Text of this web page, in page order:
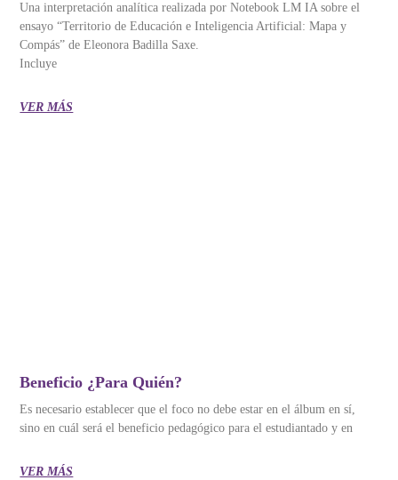
Una interpretación analítica realizada por Notebook LM IA sobre el
ensayo “Territorio de Educación e Inteligencia Artificial: Mapa y
Compás” de Eleonora Badilla Saxe.
Incluye
VER MÁS
Beneficio ¿para Quién?
Es necesario establecer que el foco no debe estar en el álbum en sí,
sino en cuál será el beneficio pedagógico para el estudiantado y en
VER MÁS